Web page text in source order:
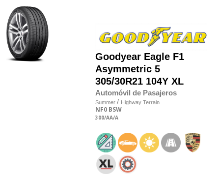
Goodyear Eagle F1
Asymmetric 5
305/30R21 104Y XL
Automóvil de Pasajeros
Summer / Highway Terrain
NF0 BSW
300/AA/A